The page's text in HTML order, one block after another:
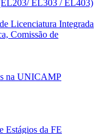
EL303 / EL403)
Licenciatura Integrada
Comissão de
na UNICAMP
Estágios da FE